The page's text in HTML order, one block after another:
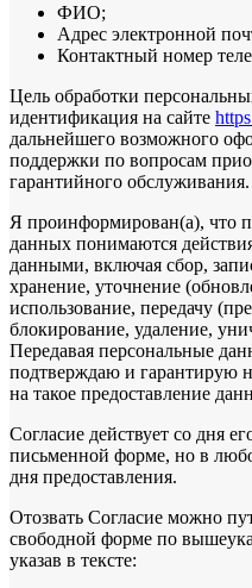
ФИО;
Адрес электронной
Контактный номер
Цель обработки
идентификация на сайте
дальнейшего возможного
поддержки по вопросам
гарантийного обслуживания.
Я проинформирован(а), что
данных понимаются
данными, включая сбор,
хранение, уточнение
использование, передачу
блокирование, удаление,
Передавая персональные
подтверждаю и гарантирую
на такое предоставление
Согласие действует со дня
письменной форме, но в
дня предоставления.
Отозвать Согласие можно
свободной форме по
указав в тексте: